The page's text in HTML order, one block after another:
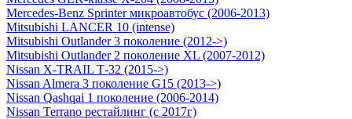
Mercedes-Benz Sprinter микроавтобус (2006-2013)
Mitsubishi LANCER 10 (intense)
Mitsubishi Outlander 3 поколение (2012->)
Mitsubishi Outlander 2 поколение XL (2007-2012)
Nissan X-TRAIL Т-32 (2015->)
Nissan Almera 3 поколение G15 (2013->)
Nissan Qashqai 1 поколение (2006-2014)
Nissan Terrano рестайлинг (с 2017г)